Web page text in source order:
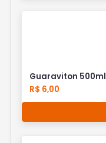
Guaraviton 500ml
R$ 6,00